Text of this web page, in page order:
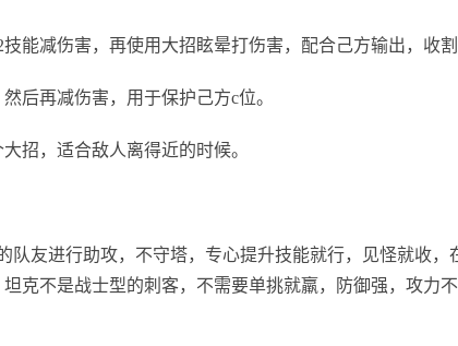
减伤害，再使用大招眩晕打伤害，配合己方输出，收割
再减伤害，用于保护己方c位。
招，适合敌人离得近的时候。
友进行助攻，不守塔，专心提升技能就行，见怪就收，
克不是战士型的刺客，不需要单挑就羸，防御强，攻力